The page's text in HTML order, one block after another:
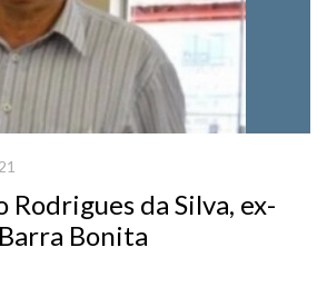
da Silva, ex-
Bonita